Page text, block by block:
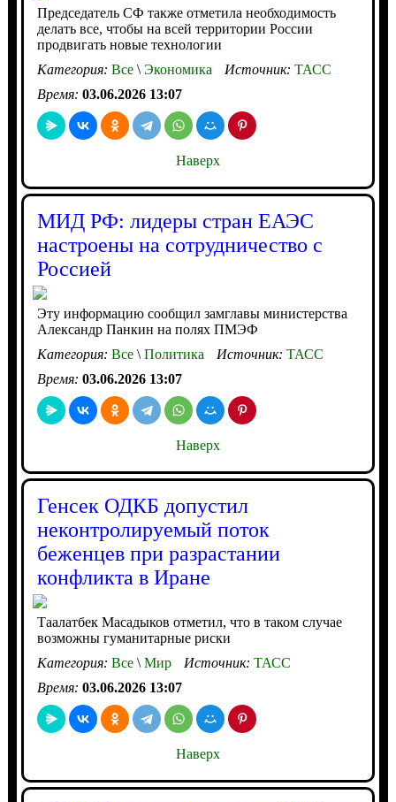
Председатель СФ также отметила необходимость
делать все, чтобы на всей территории России
продвигать новые технологии
Категория: Все\Экономика Источник: ТАСС
Время: 03.06.2026 13:07
Наверх
МИД РФ: лидеры стран ЕАЭС
настроены на сотрудничество с
Россией
Эту информацию сообщил замглавы министерства
Александр Панкин на полях ПМЭФ
Категория: Все\Политика Источник: ТАСС
Время: 03.06.2026 13:07
Наверх
Генсек ОДКБ допустил
неконтролируемый поток
беженцев при разрастании
конфликта в Иране
Таалатбек Масадыков отметил, что в таком случае
возможны гуманитарные риски
Категория: Все\Мир Источник: ТАСС
Время: 03.06.2026 13:07
Наверх